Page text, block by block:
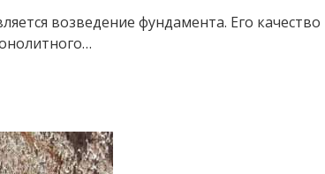
возведение фундамента. Его